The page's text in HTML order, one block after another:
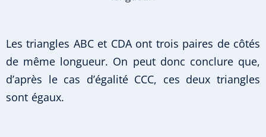
Les triangles ABC et CDA ont trois paires de côtés
de même longueur. On peut donc conclure que,
d’après le cas d’égalité CCC, ces deux triangles
sont égaux.